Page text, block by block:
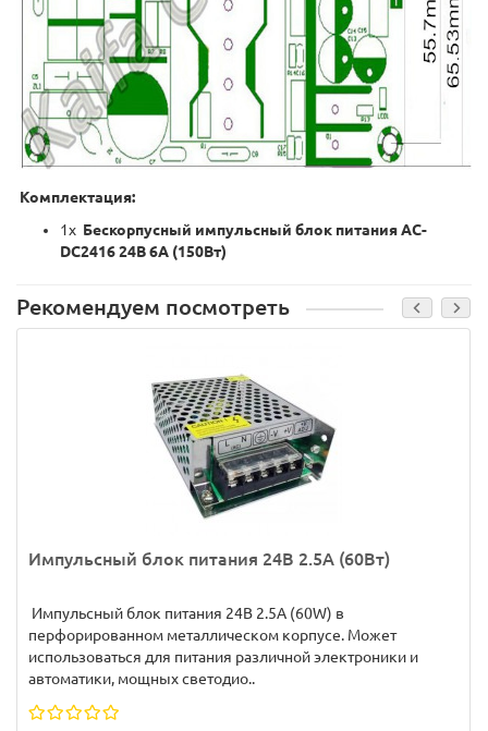
Комплектация:
1x Бескорпусный импульсный блок питания AC-
DC2416 24В 6А (150Вт)
Рекомендуем посмотреть
Импульсный блок питания 24В 2.5А (60Вт)
Импульсный блок питания 24В 2.5А (60W) в
перфорированном металлическом корпусе. Может
использоваться для питания различной электроники и
автоматики, мощных светодио..